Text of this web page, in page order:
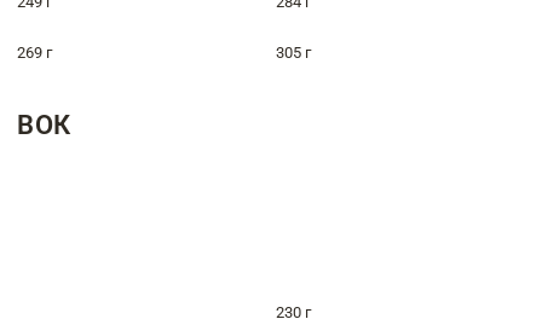
269 г 305 г
ВОК
230 г